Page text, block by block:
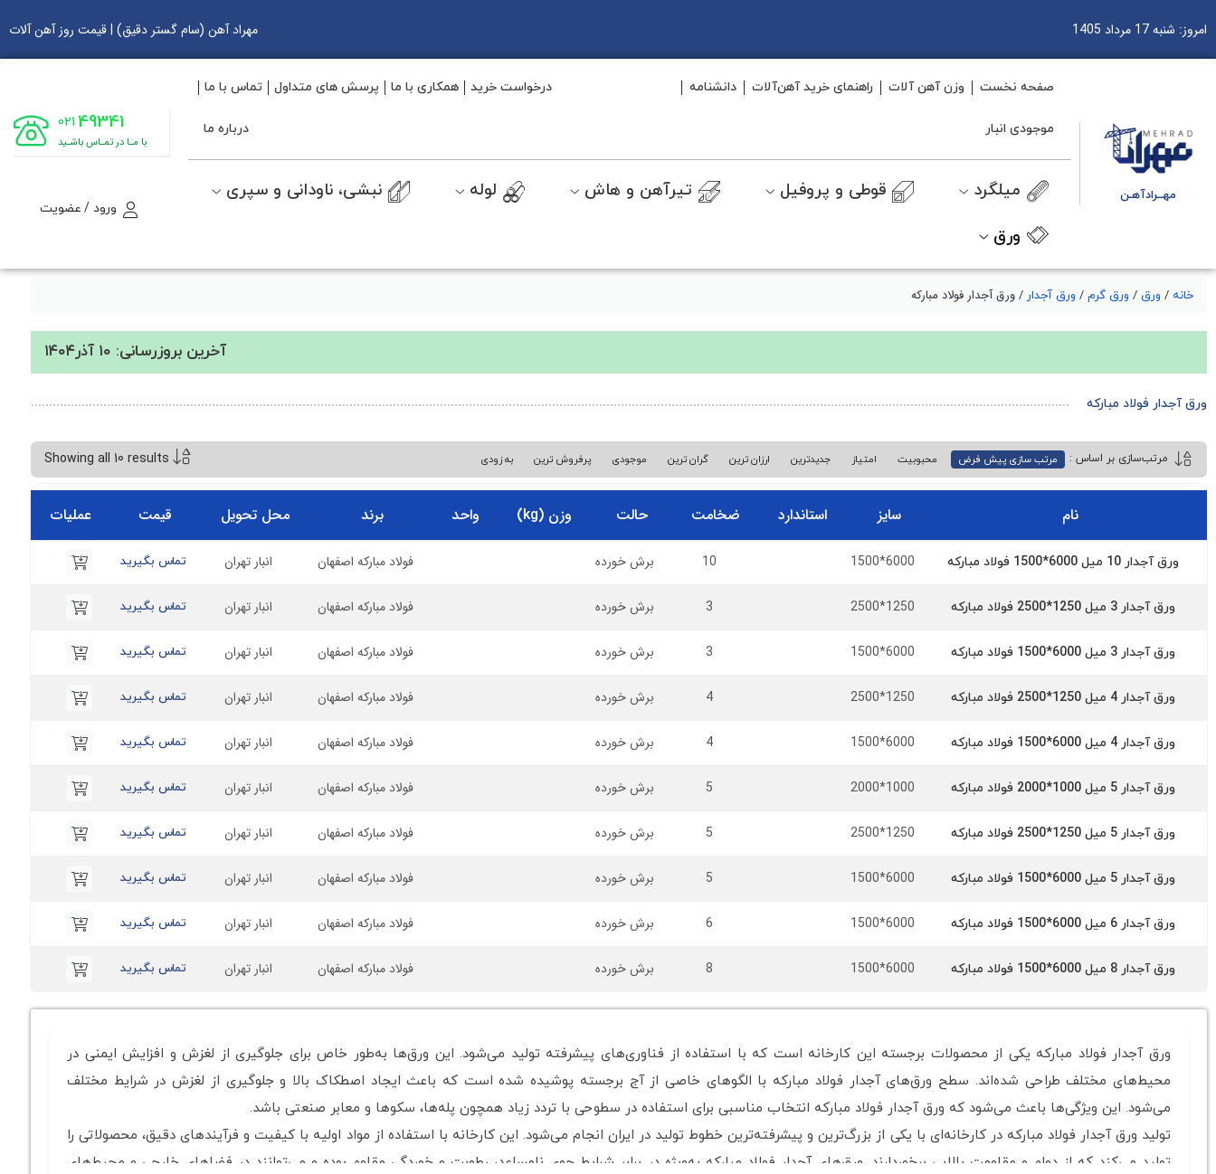
امروز: شنبه 17 مرداد 1405 مهراد آهن (سام گستر دقیق) | قیمت روز آهن آلات
مهــرادآهـن
صفحه نخست وزن آهن آلات راهنمای خرید آهن‌آلات دانشنامه
موجودی انبار
درخواست خرید همکاری با ما پرسش های متداول تماس با ما
درباره ما
میلگرد قوطی و پروفیل تیرآهن و هاش لوله نبشی، ناودانی و سپری
ورق
49341
021
با مـا در تمـاس باشـید
ورود / عضویت
خانه / ورق / ورق گرم / ورق آجدار/ ورق آجدار فولاد مبارکه
آخرین بروزرسانی: ۱۰ آذر۱۴۰۴
ورق آجدار فولاد مبارکه
Showing all 10 results مرتب سازی پیش فرض محبوبیت امتیاز جدیدترین ارزان ترین گران ترین موجودی پرفروش ترین به زودی
نام سایز استاندارد ضخامت حالت وزن (kg) واحد برند محل تحویل قیمت عملیات
ورق آجدار 10 میل 6000*1500 فولاد مبارکه 6000*1500
10 برش خورده فولاد مبارکه اصفهان انبار تهران تماس بگیرید
ورق آجدار 3 میل 1250*2500 فولاد مبارکه 1250*2500
3 برش خورده فولاد مبارکه اصفهان انبار تهران تماس بگیرید
ورق آجدار 3 میل 6000*1500 فولاد مبارکه 6000*1500
3 برش خورده فولاد مبارکه اصفهان انبار تهران تماس بگیرید
ورق آجدار 4 میل 1250*2500 فولاد مبارکه 1250*2500
4 برش خورده فولاد مبارکه اصفهان انبار تهران تماس بگیرید
ورق آجدار 4 میل 6000*1500 فولاد مبارکه 6000*1500
4 برش خورده فولاد مبارکه اصفهان انبار تهران تماس بگیرید
ورق آجدار 5 میل 1000*2000 فولاد مبارکه 1000*2000
5 برش خورده فولاد مبارکه اصفهان انبار تهران تماس بگیرید
ورق آجدار 5 میل 1250*2500 فولاد مبارکه 1250*2500
5 برش خورده فولاد مبارکه اصفهان انبار تهران تماس بگیرید
ورق آجدار 5 میل 6000*1500 فولاد مبارکه 6000*1500
5 برش خورده فولاد مبارکه اصفهان انبار تهران تماس بگیرید
ورق آجدار 6 میل 6000*1500 فولاد مبارکه 6000*1500
6 برش خورده فولاد مبارکه اصفهان انبار تهران تماس بگیرید
ورق آجدار 8 میل 6000*1500 فولاد مبارکه 6000*1500
8 برش خورده فولاد مبارکه اصفهان انبار تهران تماس بگیرید
ورق آجدار فولاد مبارکه یکی از محصولات برجسته این کارخانه است که با استفاده از فناوری‌های پیشرفته تولید می‌شود. این ورق‌ها به‌طور خاص برای جلوگیری از لغزش و افزایش ایمنی در
محیط‌های مختلف طراحی شده‌اند. سطح ورق‌های آجدار فولاد مبارکه با الگوهای خاصی از آج برجسته پوشیده شده است که باعث ایجاد اصطکاک بالا و جلوگیری از لغزش در شرایط مختلف
می‌شود. این ویژگی‌ها باعث می‌شود که ورق آجدار فولاد مبارکه انتخاب مناسبی برای استفاده در سطوحی با تردد زیاد همچون پله‌ها، سکوها و معابر صنعتی باشد.
تولید ورق آجدار فولاد مبارکه در کارخانه‌ای با یکی از بزرگ‌ترین و پیشرفته‌ترین خطوط تولید در ایران انجام می‌شود. این کارخانه با استفاده از مواد اولیه با کیفیت و فرآیندهای دقیق، محصولاتی را
تولید می‌کند که از دوام و مقاومت بالایی برخوردارند. ورق‌های آجدار فولاد مبارکه به‌ویژه در برابر شرایط جوی نامساعد، رطوبت و خوردگی مقاوم بوده و می‌توانند در فضاهای خارجی و محیط‌های